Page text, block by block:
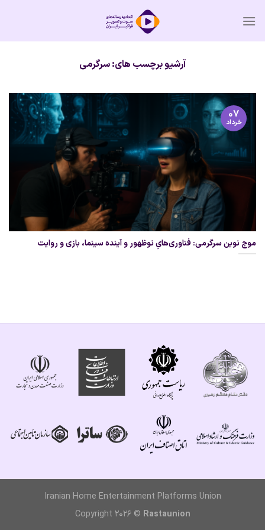
آرشیو برچسب های:سرگرمی
موج نوین سرگرمی: فناوری‌هایِ نوظهور و آینده سینما، بازی و روایت
۰۷
خرداد
Iranian Home Entertainment Platforms Union
Copyright 2026 © Rastaunion